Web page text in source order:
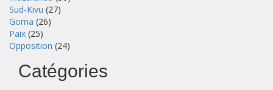
Sud-Kivu (27)
Goma (26)
Paix (25)
Opposition (24)
Catégories